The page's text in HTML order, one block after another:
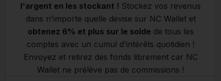
l'argent en les stockant ! Stockez vos revenus
dans n'importe quelle devise sur NC Wallet et
obtenez 6% et plus sur le solde de tous les
comptes avec un cumul d'intérêts quotidien !
Envoyez et retirez des fonds librement car NC
Wallet ne prélève pas de commissions !